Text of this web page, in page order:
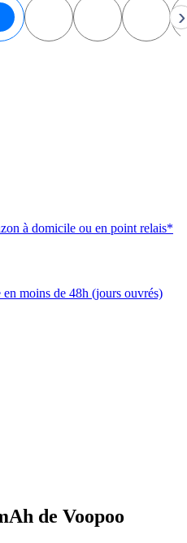
›
à domicile ou en point relais*
moins de 48h (jours ouvrés)
de Voopoo